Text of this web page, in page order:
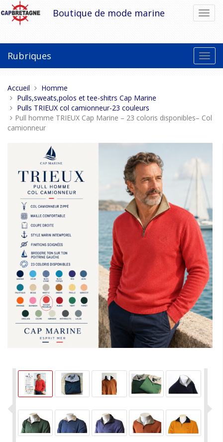
Aller
au
contenu
la
Boutique de mode marine
la
Rubriques
Vous
êtes
ici :
Accueil
Homme
Pulls,sweats,polos et tee-shitrs Cap Marine
Pulls TRIEUX col camionneur-23 couleurs
Pull homme TRIEUX Cap Marine – 23 coloris disponibles– Col
camionneur